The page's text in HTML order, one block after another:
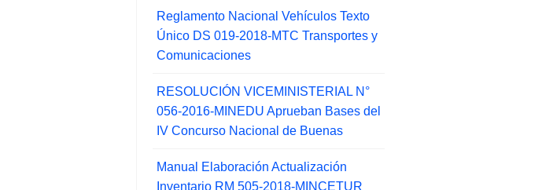
Reglamento Nacional Vehículos Texto
Único DS 019-2018-MTC Transportes y
Comunicaciones
RESOLUCIÓN VICEMINISTERIAL N°
056-2016-MINEDU Aprueban Bases del
IV Concurso Nacional de Buenas
Manual Elaboración Actualización
Inventario RM 505-2018-MINCETUR